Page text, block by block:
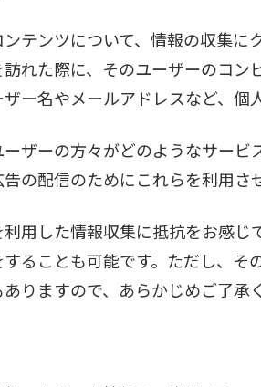
テンツについて、情報の収集に
れた際に、そのユーザーのコン
ー名やメールアドレスなど、個
ザーの方々がどのようなサービ
の配信のためにこれらを利用さ
用した情報収集に抵抗をお感
ることも可能です。ただし、そ
りますので、あらかじめご了承